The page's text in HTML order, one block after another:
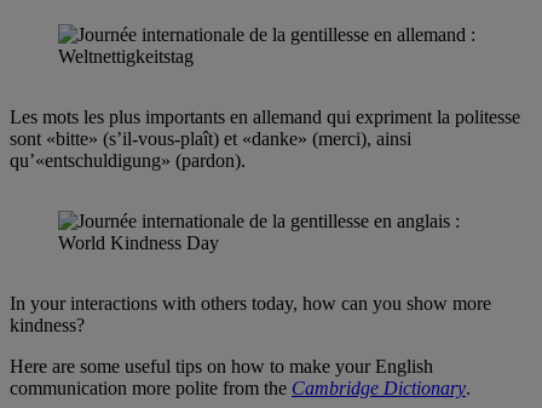
Les mots les plus importants en allemand qui expriment la politesse
sont «bitte» (s’il-vous-plaît) et «danke» (merci), ainsi
qu’«entschuldigung» (pardon).
In your interactions with others today, how can you show more
kindness?
Here are some useful tips on how to make your English
communication more polite from the Cambridge Dictionary.